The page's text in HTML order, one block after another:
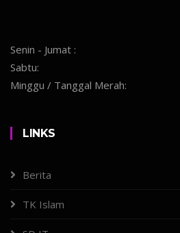
Senin - Jumat :
Sabtu:
Minggu / Tanggal Merah:
LINKS
Berita
TK Islam